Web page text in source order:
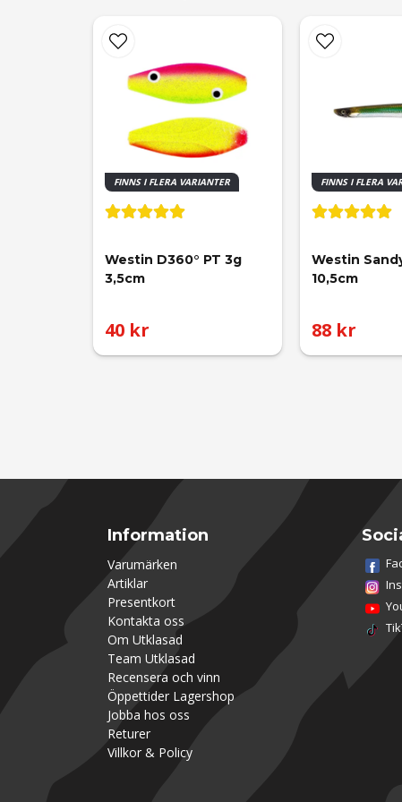
för 2 år sedan
Kristoffer
för 2 år sedan
Grymt bete, har blivit en favorit för mig.
Oskar
för 2 år sedan
FINNS I FLERA VARIANTER
Westin D360° PT 3g
3,5cm
40 kr
FINNS I FLERA
Westin
10,5cm
88 kr
Information
Varumärken
Artiklar
Presentkort
Kontakta oss
Om Utklasad
Team Utklasad
Recensera och vinn
Öppettider Lagershop
Jobba hos oss
Returer
Villkor & Policy